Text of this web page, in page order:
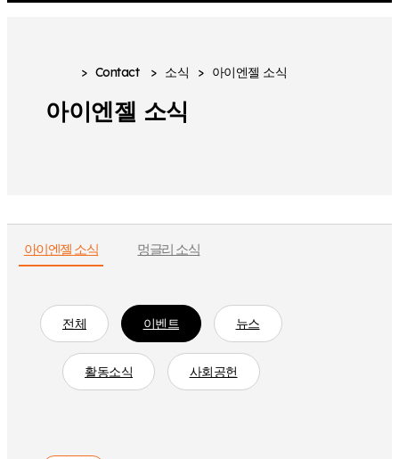
> Contact > 소식 > 아이엔젤 소식
아이엔젤 소식
아이엔젤 소식 멍글리 소식
전체 이벤트 뉴스
활동소식 사회공헌